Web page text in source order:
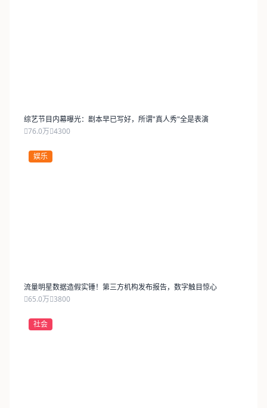
综艺节目内幕曝光：剧本早已写好，所谓"真人秀"全是表演
76.0万 4300
娱乐
流量明星数据造假实锤！第三方机构发布报告，数字触目惊心
65.0万 3800
社会